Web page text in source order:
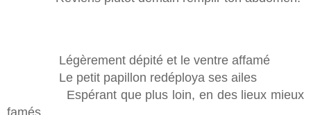
Légèrement dépité et le ventre affamé
Le petit papillon redéploya ses ailes
Espérant que plus loin, en des lieux mieux
famés,